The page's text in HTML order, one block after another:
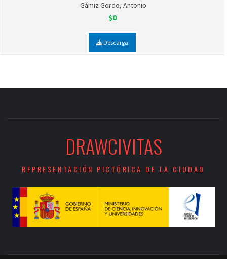
Gámiz Gordo, Antonio
$0
Descarga
DRAWCIVITAS
REPRESENTACIÓN PICTÓRICA DE LA CIUDAD